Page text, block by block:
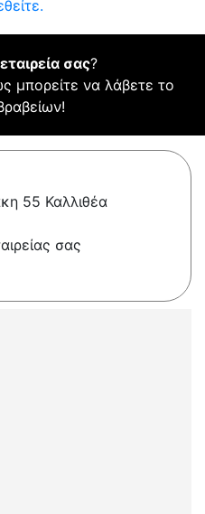
σας?
μπορείτε να λάβετε το
55 Καλλιθέα
σας